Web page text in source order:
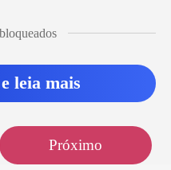
leia mais
Próximo